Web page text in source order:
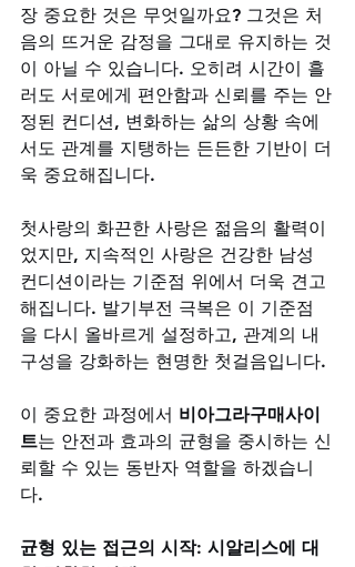
장 중요한 것은 무엇일까요? 그것은 처
음의 뜨거운 감정을 그대로 유지하는 것
이 아닐 수 있습니다. 오히려 시간이 흘
러도 서로에게 편안함과 신뢰를 주는 안
정된 컨디션, 변화하는 삶의 상황 속에
서도 관계를 지탱하는 든든한 기반이 더
욱 중요해집니다.
첫사랑의 화끈한 사랑은 젊음의 활력이
었지만, 지속적인 사랑은 건강한 남성
컨디션이라는 기준점 위에서 더욱 견고
해집니다. 발기부전 극복은 이 기준점
을 다시 올바르게 설정하고, 관계의 내
구성을 강화하는 현명한 첫걸음입니다.
이 중요한 과정에서 비아그라구매사이
트는 안전과 효과의 균형을 중시하는 신
뢰할 수 있는 동반자 역할을 하겠습니
다.
균형 있는 접근의 시작: 시알리스에 대